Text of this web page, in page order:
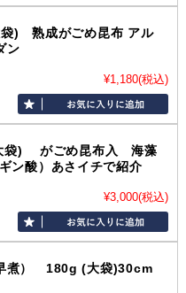
) 熟成がごめ昆布 アル
ン
¥1,180(税込)
袋) がごめ昆布入 海藻
ン酸）あさイチで紹介
¥3,000(税込)
煮） 180g (大袋)30cm